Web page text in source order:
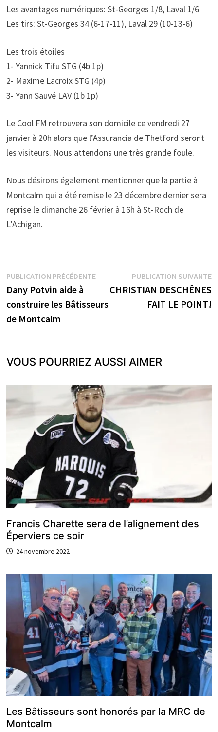
Les avantages numériques: St-Georges 1/8, Laval 1/6
Les tirs: St-Georges 34 (6-17-11), Laval 29 (10-13-6)
Les trois étoiles
1- Yannick Tifu STG (4b 1p)
2- Maxime Lacroix STG (4p)
3- Yann Sauvé LAV (1b 1p)
Le Cool FM retrouvera son domicile ce vendredi 27
janvier à 20h alors que l’Assurancia de Thetford seront
les visiteurs. Nous attendons une très grande foule.
Nous désirons également mentionner que la partie à
Montcalm qui a été remise le 23 décembre dernier sera
reprise le dimanche 26 février à 16h à St-Roch de
L’Achigan.
Navigation
de
l’article
PUBLICATION PRÉCÉDENTEPublication
précédente :
Dany Potvin aide à
construire les Bâtisseurs
de Montcalm
PUBLICATION SUIVANTE
CHRISTIAN DESCHÊNES
FAIT LE POINT!
VOUS POURRIEZ AUSSI AIMER
Francis Charette sera de l’alignement des
Éperviers ce soir
24 novembre 2022
Les Bâtisseurs sont honorés par la MRC de
Montcalm